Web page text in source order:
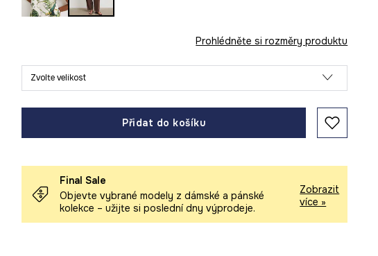
Prohlédněte si rozměry produktu
Zvolte velikost
Přidat do košíku
Final Sale
Objevte vybrané modely z dámské a pánské
kolekce – užijte si poslední dny výprodeje.
Zobrazit
více »